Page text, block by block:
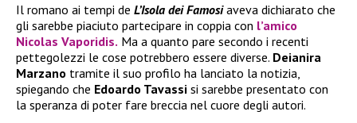
Il romano ai tempi de L’Isola dei Famosiaveva dichiarato che
gli sarebbe piaciuto partecipare in coppia con l’amico
Nicolas Vaporidis. Ma a quanto pare secondo i recenti
pettegolezzi le cose potrebbero essere diverse. Deianira
Marzano tramite il suo profilo ha lanciato la notizia,
spiegando che Edoardo Tavassi si sarebbe presentato con
la speranza di poter fare breccia nel cuore degli autori.